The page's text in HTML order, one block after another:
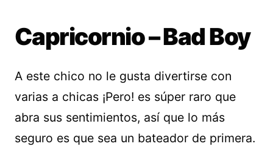
Capricornio – Bad Boy
A este chico no le gusta divertirse con
varias a chicas ¡Pero! es súper raro que
abra sus sentimientos, así que lo más
seguro es que sea un bateador de primera.